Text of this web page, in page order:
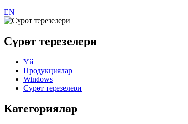
EN
Сүрөт терезелери
Үй
Продукциялар
Windows
Сүрөт терезелери
Категориялар